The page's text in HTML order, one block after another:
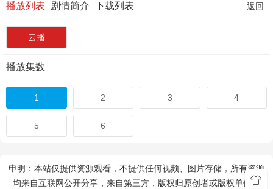
播放列表 剧情简介 下载列表 返回
云播
播放集数
1 2 3 4
5 6
申明：本站仅提供资源观看，不提供任何视频、图片存储，所有资源
均来自互联网公开分享，来自第三方，版权归原创者或版权单位所